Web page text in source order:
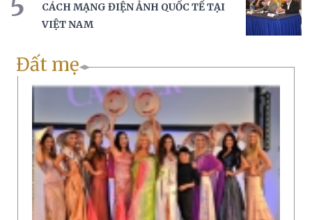
5
CÁCH MẠNG ĐIỆN ẢNH QUỐC TẾ TẠI
VIỆT NAM
Đất mẹ